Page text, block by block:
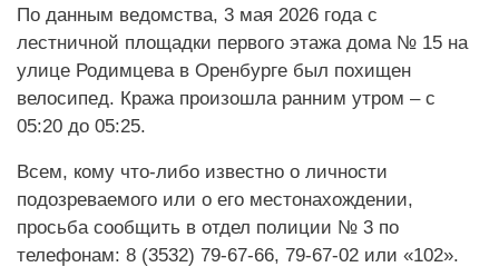
По данным ведомства, 3 мая 2026 года с
лестничной площадки первого этажа дома № 15 на
улице Родимцева в Оренбурге был похищен
велосипед. Кража произошла ранним утром – с
05:20 до 05:25.
Всем, кому что-либо известно о личности
подозреваемого или о его местонахождении,
просьба сообщить в отдел полиции № 3 по
телефонам: 8 (3532) 79-67-66, 79-67-02 или «102».